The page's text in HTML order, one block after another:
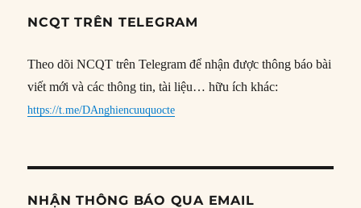
NCQT TRÊN TELEGRAM
Theo dõi NCQT trên Telegram để nhận được thông báo bài
viết mới và các thông tin, tài liệu… hữu ích khác:
https://t.me/DAnghiencuuquocte
NHẬN THÔNG BÁO QUA EMAIL